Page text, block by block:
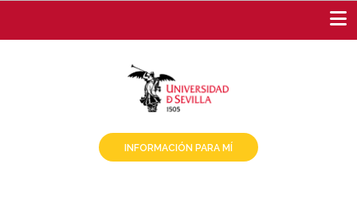
contenido
INFORMACIÓN PARA MÍ